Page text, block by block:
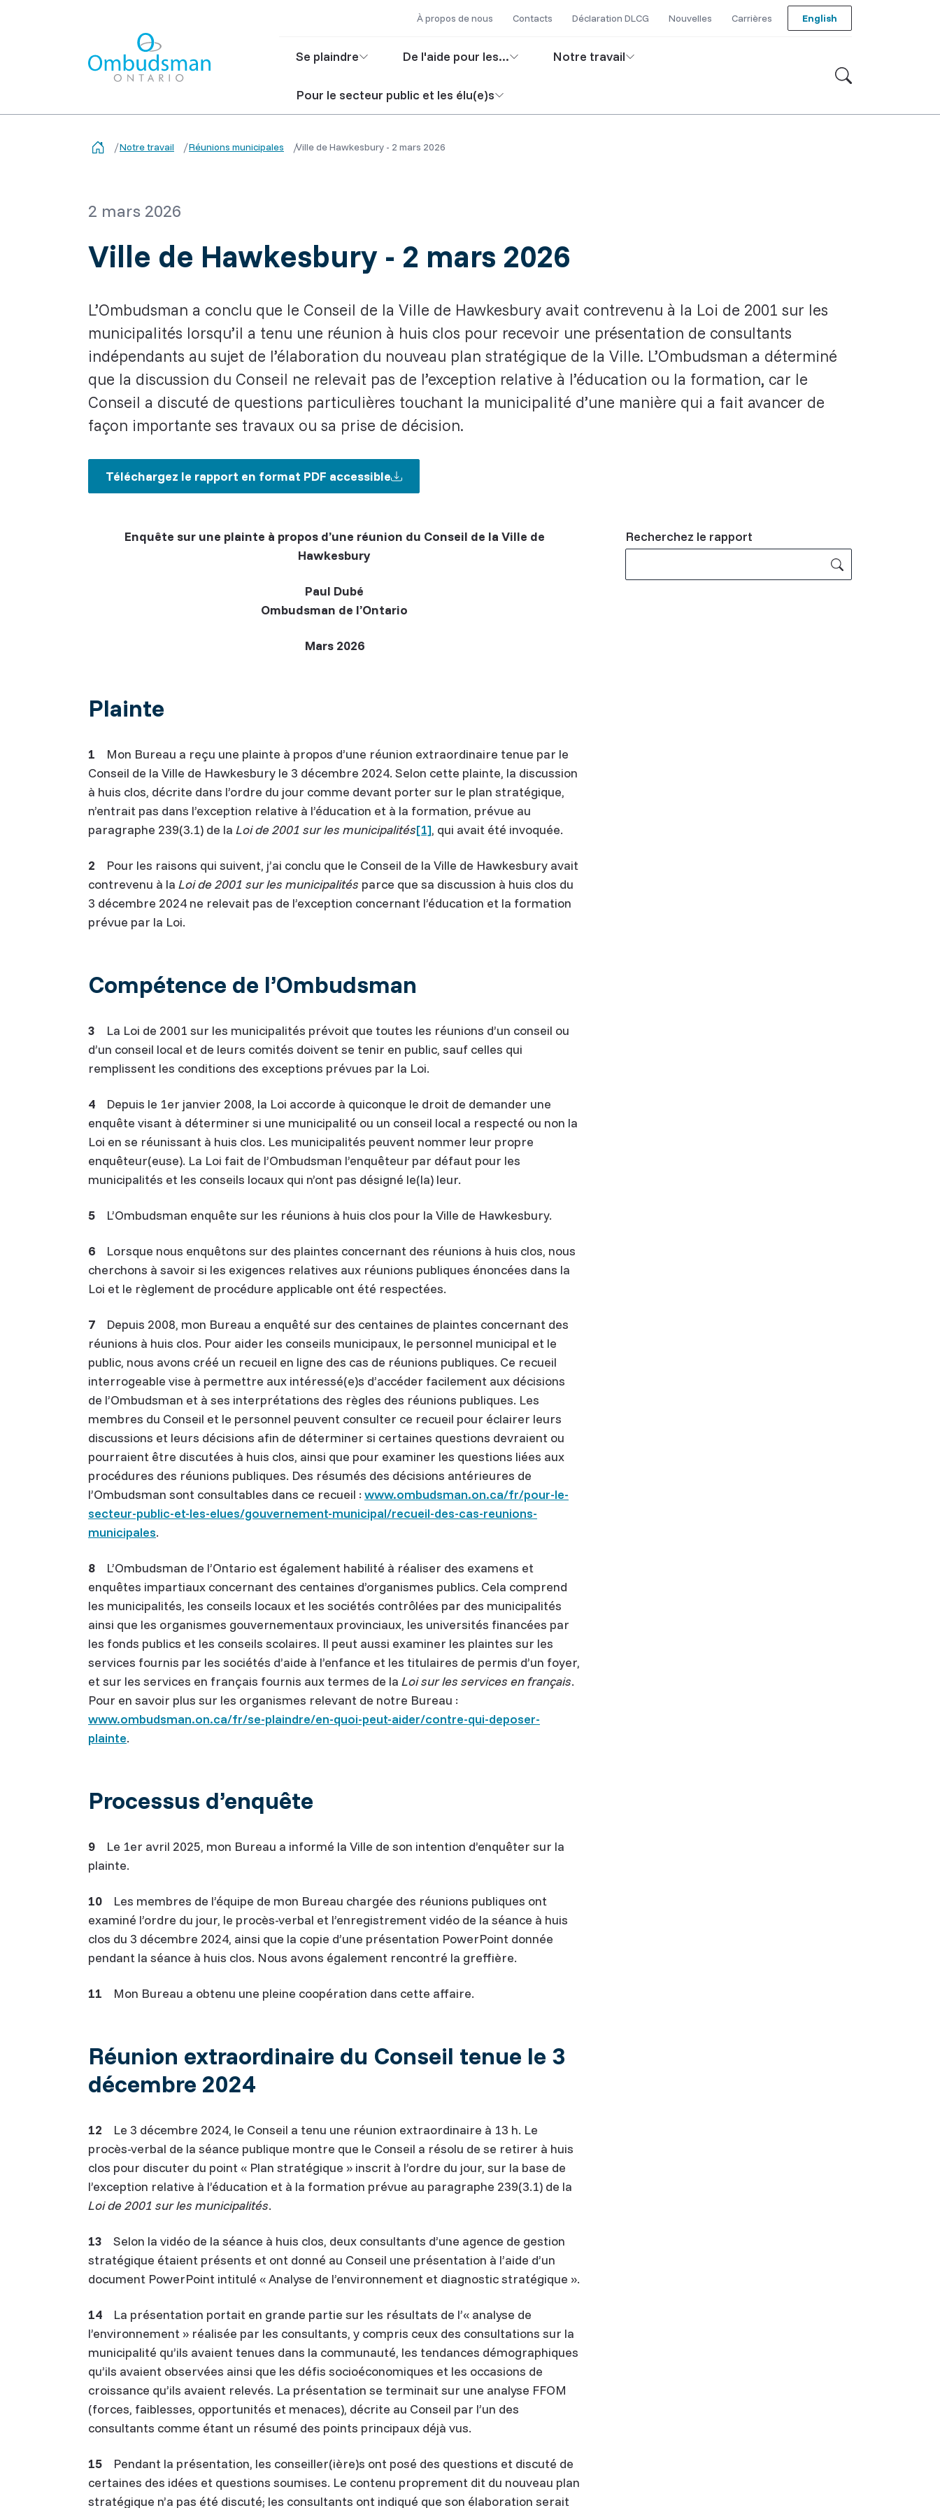
content
Secondary
À propos de nous Contacts Déclaration DLCG Nouvelles Carrières English
Main
Se plaindre De l'aide pour les... Notre travail
Pour le secteur public et les élu(e)s
Notre travail Réunions municipales Ville de Hawkesbury - 2 mars 2026
2 mars 2026
Ville de Hawkesbury - 2 mars 2026
L’Ombudsman a conclu que le Conseil de la Ville de Hawkesbury avait contrevenu à la Loi de 2001 sur les
municipalités lorsqu’il a tenu une réunion à huis clos pour recevoir une présentation de consultants
indépendants au sujet de l’élaboration du nouveau plan stratégique de la Ville. L’Ombudsman a déterminé
que la discussion du Conseil ne relevait pas de l’exception relative à l’éducation ou la formation, car le
Conseil a discuté de questions particulières touchant la municipalité d’une manière qui a fait avancer de
façon importante ses travaux ou sa prise de décision.
Téléchargez le rapport en format PDF accessible
Related
Content
Recherchez le rapport
Enquête sur une plainte à propos d’une réunion du Conseil de la Ville de
Hawkesbury
Paul Dubé
Ombudsman de l’Ontario
Mars 2026
Plainte
1 Mon Bureau a reçu une plainte à propos d’une réunion extraordinaire tenue par le
Conseil de la Ville de Hawkesbury le 3 décembre 2024. Selon cette plainte, la discussion
à huis clos, décrite dans l’ordre du jour comme devant porter sur le plan stratégique,
n’entrait pas dans l’exception relative à l’éducation et à la formation, prévue au
paragraphe 239(3.1) de la Loi de 2001 sur les municipalités[1], qui avait été invoquée.
2 Pour les raisons qui suivent, j’ai conclu que le Conseil de la Ville de Hawkesbury avait
contrevenu à la Loi de 2001 sur les municipalités parce que sa discussion à huis clos du
3 décembre 2024 ne relevait pas de l’exception concernant l’éducation et la formation
prévue par la Loi.
Compétence de l’Ombudsman
3 La Loi de 2001 sur les municipalités prévoit que toutes les réunions d’un conseil ou
d’un conseil local et de leurs comités doivent se tenir en public, sauf celles qui
remplissent les conditions des exceptions prévues par la Loi.
4 Depuis le 1er janvier 2008, la Loi accorde à quiconque le droit de demander une
enquête visant à déterminer si une municipalité ou un conseil local a respecté ou non la
Loi en se réunissant à huis clos. Les municipalités peuvent nommer leur propre
enquêteur(euse). La Loi fait de l’Ombudsman l’enquêteur par défaut pour les
municipalités et les conseils locaux qui n’ont pas désigné le(la) leur.
5 L’Ombudsman enquête sur les réunions à huis clos pour la Ville de Hawkesbury.
6 Lorsque nous enquêtons sur des plaintes concernant des réunions à huis clos, nous
cherchons à savoir si les exigences relatives aux réunions publiques énoncées dans la
Loi et le règlement de procédure applicable ont été respectées.
7 Depuis 2008, mon Bureau a enquêté sur des centaines de plaintes concernant des
réunions à huis clos. Pour aider les conseils municipaux, le personnel municipal et le
public, nous avons créé un recueil en ligne des cas de réunions publiques. Ce recueil
interrogeable vise à permettre aux intéressé(e)s d’accéder facilement aux décisions
de l’Ombudsman et à ses interprétations des règles des réunions publiques. Les
membres du Conseil et le personnel peuvent consulter ce recueil pour éclairer leurs
discussions et leurs décisions afin de déterminer si certaines questions devraient ou
pourraient être discutées à huis clos, ainsi que pour examiner les questions liées aux
procédures des réunions publiques. Des résumés des décisions antérieures de
l’Ombudsman sont consultables dans ce recueil : www.ombudsman.on.ca/fr/pour-le-
secteur-public-et-les-elues/gouvernement-municipal/recueil-des-cas-reunions-
municipales.
8 L’Ombudsman de l’Ontario est également habilité à réaliser des examens et
enquêtes impartiaux concernant des centaines d’organismes publics. Cela comprend
les municipalités, les conseils locaux et les sociétés contrôlées par des municipalités
ainsi que les organismes gouvernementaux provinciaux, les universités financées par
les fonds publics et les conseils scolaires. Il peut aussi examiner les plaintes sur les
services fournis par les sociétés d’aide à l’enfance et les titulaires de permis d’un foyer,
et sur les services en français fournis aux termes de la Loi sur les services en français.
Pour en savoir plus sur les organismes relevant de notre Bureau :
www.ombudsman.on.ca/fr/se-plaindre/en-quoi-peut-aider/contre-qui-deposer-
plainte.
Processus d’enquête
9 Le 1er avril 2025, mon Bureau a informé la Ville de son intention d’enquêter sur la
plainte.
10 Les membres de l’équipe de mon Bureau chargée des réunions publiques ont
examiné l’ordre du jour, le procès-verbal et l’enregistrement vidéo de la séance à huis
clos du 3 décembre 2024, ainsi que la copie d’une présentation PowerPoint donnée
pendant la séance à huis clos. Nous avons également rencontré la greffière.
11 Mon Bureau a obtenu une pleine coopération dans cette affaire.
Réunion extraordinaire du Conseil tenue le 3
décembre 2024
12 Le 3 décembre 2024, le Conseil a tenu une réunion extraordinaire à 13 h. Le
procès-verbal de la séance publique montre que le Conseil a résolu de se retirer à huis
clos pour discuter du point « Plan stratégique » inscrit à l’ordre du jour, sur la base de
l’exception relative à l’éducation et à la formation prévue au paragraphe 239(3.1) de la
Loi de 2001 sur les municipalités.
13 Selon la vidéo de la séance à huis clos, deux consultants d’une agence de gestion
stratégique étaient présents et ont donné au Conseil une présentation à l’aide d’un
document PowerPoint intitulé « Analyse de l’environnement et diagnostic stratégique ».
14 La présentation portait en grande partie sur les résultats de l’« analyse de
l’environnement » réalisée par les consultants, y compris ceux des consultations sur la
municipalité qu’ils avaient tenues dans la communauté, les tendances démographiques
qu’ils avaient observées ainsi que les défis socioéconomiques et les occasions de
croissance qu’ils avaient relevés. La présentation se terminait sur une analyse FFOM
(forces, faiblesses, opportunités et menaces), décrite au Conseil par l’un des
consultants comme étant un résumé des points principaux déjà vus.
15
Pendant la présentation, les conseiller(ière)s ont posé des questions et discuté de
certaines des idées et questions soumises. Le contenu proprement dit du nouveau plan
stratégique n’a pas été discuté; les consultants ont indiqué que son élaboration serait